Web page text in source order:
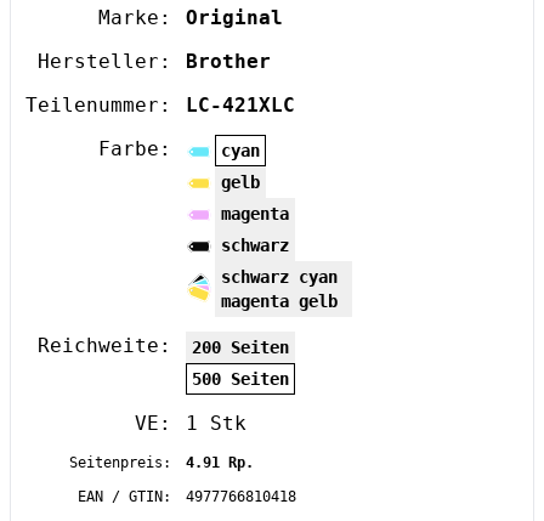
Marke:
Original
Hersteller:
Brother
Teilenummer:
LC-421XLC
Farbe:
cyan
gelb
magenta
schwarz
schwarz cyan
magenta gelb
Reichweite:
200 Seiten
500 Seiten
VE: 1 Stk
Seitenpreis:
4.91 Rp.
EAN / GTIN:
4977766810418